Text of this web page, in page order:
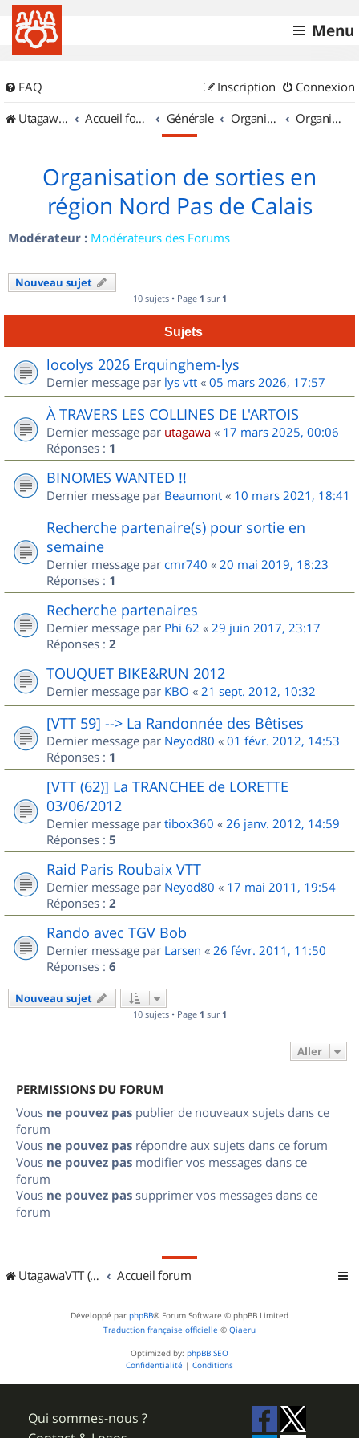
Menu
FAQ Connexion
Inscription
UtagawaVTT (Randos VTT et VTTAE avec traces GPS)
Accueil forum Générale Organisation de sorties & Recherche de partenaires Organisation de sorties en région Nord Pas de Calais
Organisation de sorties en
région Nord Pas de Calais
Modérateur : Modérateurs des Forums
Nouveau sujet
10 sujets • Page 1 sur 1
Sujets
locolys 2026 Erquinghem-lys
Dernier message par lys vtt « 05 mars 2026, 17:57
À TRAVERS LES COLLINES DE L'ARTOIS
Dernier message par utagawa « 17 mars 2025, 00:06
Réponses : 1
BINOMES WANTED !!
Dernier message par Beaumont « 10 mars 2021, 18:41
Recherche partenaire(s) pour sortie en
semaine
Dernier message par cmr740 « 20 mai 2019, 18:23
Réponses : 1
Recherche partenaires
Dernier message par Phi 62 « 29 juin 2017, 23:17
Réponses : 2
TOUQUET BIKE&RUN 2012
Dernier message par KBO « 21 sept. 2012, 10:32
[VTT 59] --> La Randonnée des Bêtises
Dernier message par Neyod80 « 01 févr. 2012, 14:53
Réponses : 1
[VTT (62)] La TRANCHEE de LORETTE
03/06/2012
Dernier message par tibox360 « 26 janv. 2012, 14:59
Réponses : 5
Raid Paris Roubaix VTT
Dernier message par Neyod80 « 17 mai 2011, 19:54
Réponses : 2
Rando avec TGV Bob
Dernier message par Larsen « 26 févr. 2011, 11:50
Réponses : 6
Nouveau sujet
10 sujets • Page 1 sur 1
Aller
PERMISSIONS DU FORUM
Vous ne pouvez pas publier de nouveaux sujets dans ce
forum
Vous ne pouvez pas répondre aux sujets dans ce forum
Vous ne pouvez pas modifier vos messages dans ce
forum
Vous ne pouvez pas supprimer vos messages dans ce
forum
UtagawaVTT (Randos VTT et VTTAE avec traces GPS) Accueil forum
Développé par phpBB® Forum Software © phpBB Limited
Traduction française officielle © Qiaeru
Optimized by: phpBB SEO
Confidentialité | Conditions
Qui sommes-nous ?